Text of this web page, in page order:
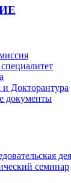
Докторантура
документы
семинар